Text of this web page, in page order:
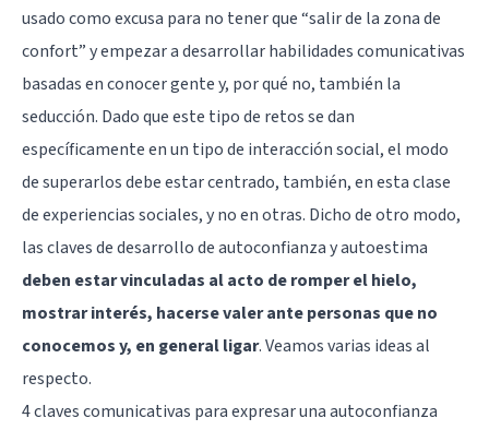
usado como excusa para no tener que “salir de la zona de
confort” y empezar a desarrollar habilidades comunicativas
basadas en conocer gente y, por qué no, también la
seducción. Dado que este tipo de retos se dan
específicamente en un tipo de interacción social, el modo
de superarlos debe estar centrado, también, en esta clase
de experiencias sociales, y no en otras. Dicho de otro modo,
las claves de desarrollo de autoconfianza y autoestima
deben estar vinculadas al acto de romper el hielo,
mostrar interés, hacerse valer ante personas que no
conocemos y, en general ligar. Veamos varias ideas al
respecto.
4 claves comunicativas para expresar una autoconfianza